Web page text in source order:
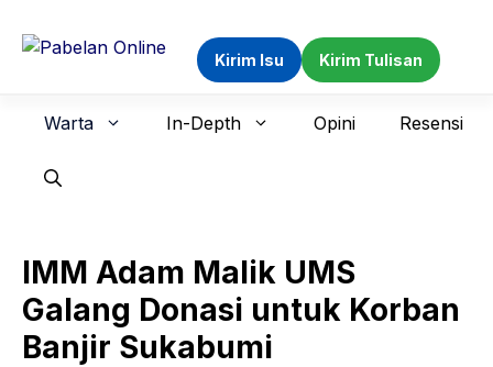
Kirim Isu Kirim Tulisan
Warta In-Depth Opini Resensi
IMM Adam Malik UMS
Galang Donasi untuk Korban
Banjir Sukabumi